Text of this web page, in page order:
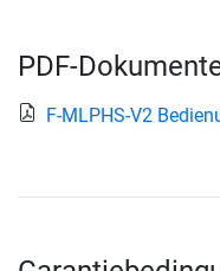
PDF-
F-MLPHS-V2